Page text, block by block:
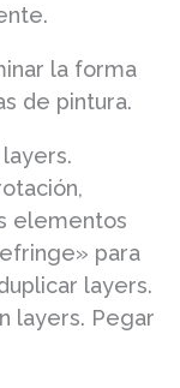
la forma
de pintura.
elementos
para
layers.
layers. Pegar